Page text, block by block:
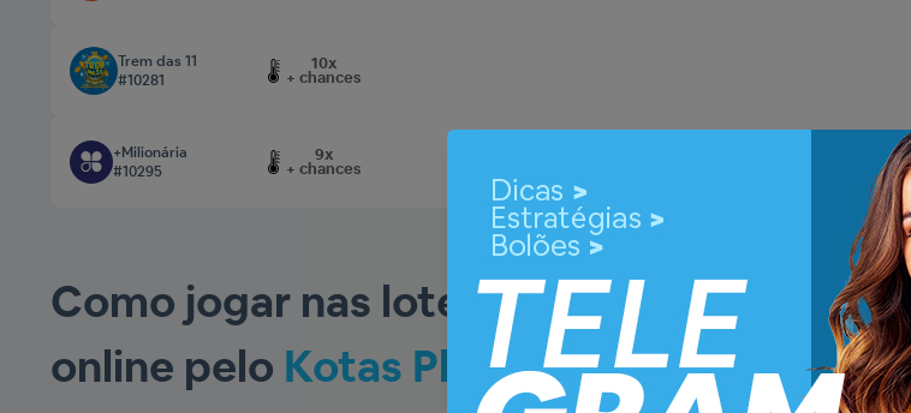
Trem das 11
#10281
10x
+ chances
+Milionária
#10295
9x
+ chances
Como jogar nas loterias
online pelo Kotas Plus?